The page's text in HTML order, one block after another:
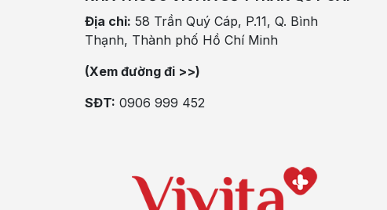
Địa chỉ: 58 Trần Quý Cáp, P.11, Q. Bình
Thạnh, Thành phố Hồ Chí Minh
(Xem đường đi >>)
SĐT: 0906 999 452